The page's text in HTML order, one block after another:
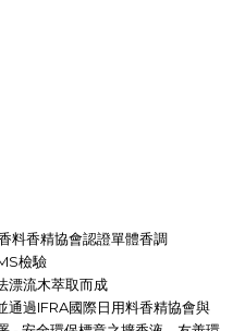
料香精協會認證單體香調
檢驗
漂流木萃取而成
通過IFRA國際日用料香精協會與